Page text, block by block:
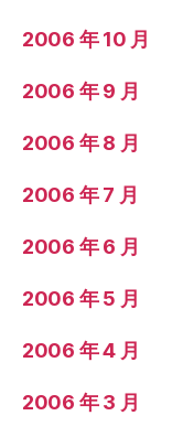
2006 年 10 月
2006 年 9 月
2006 年 8 月
2006 年 7 月
2006 年 6 月
2006 年 5 月
2006 年 4 月
2006 年 3 月